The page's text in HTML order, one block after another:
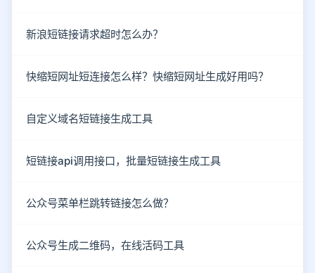
新浪短链接请求超时怎么办？
快缩短网址短连接怎么样？快缩短网址生成好用吗？
自定义域名短链接生成工具
短链接api调用接口，批量短链接生成工具
公众号菜单栏跳转链接怎么做？
公众号生成二维码，在线活码工具